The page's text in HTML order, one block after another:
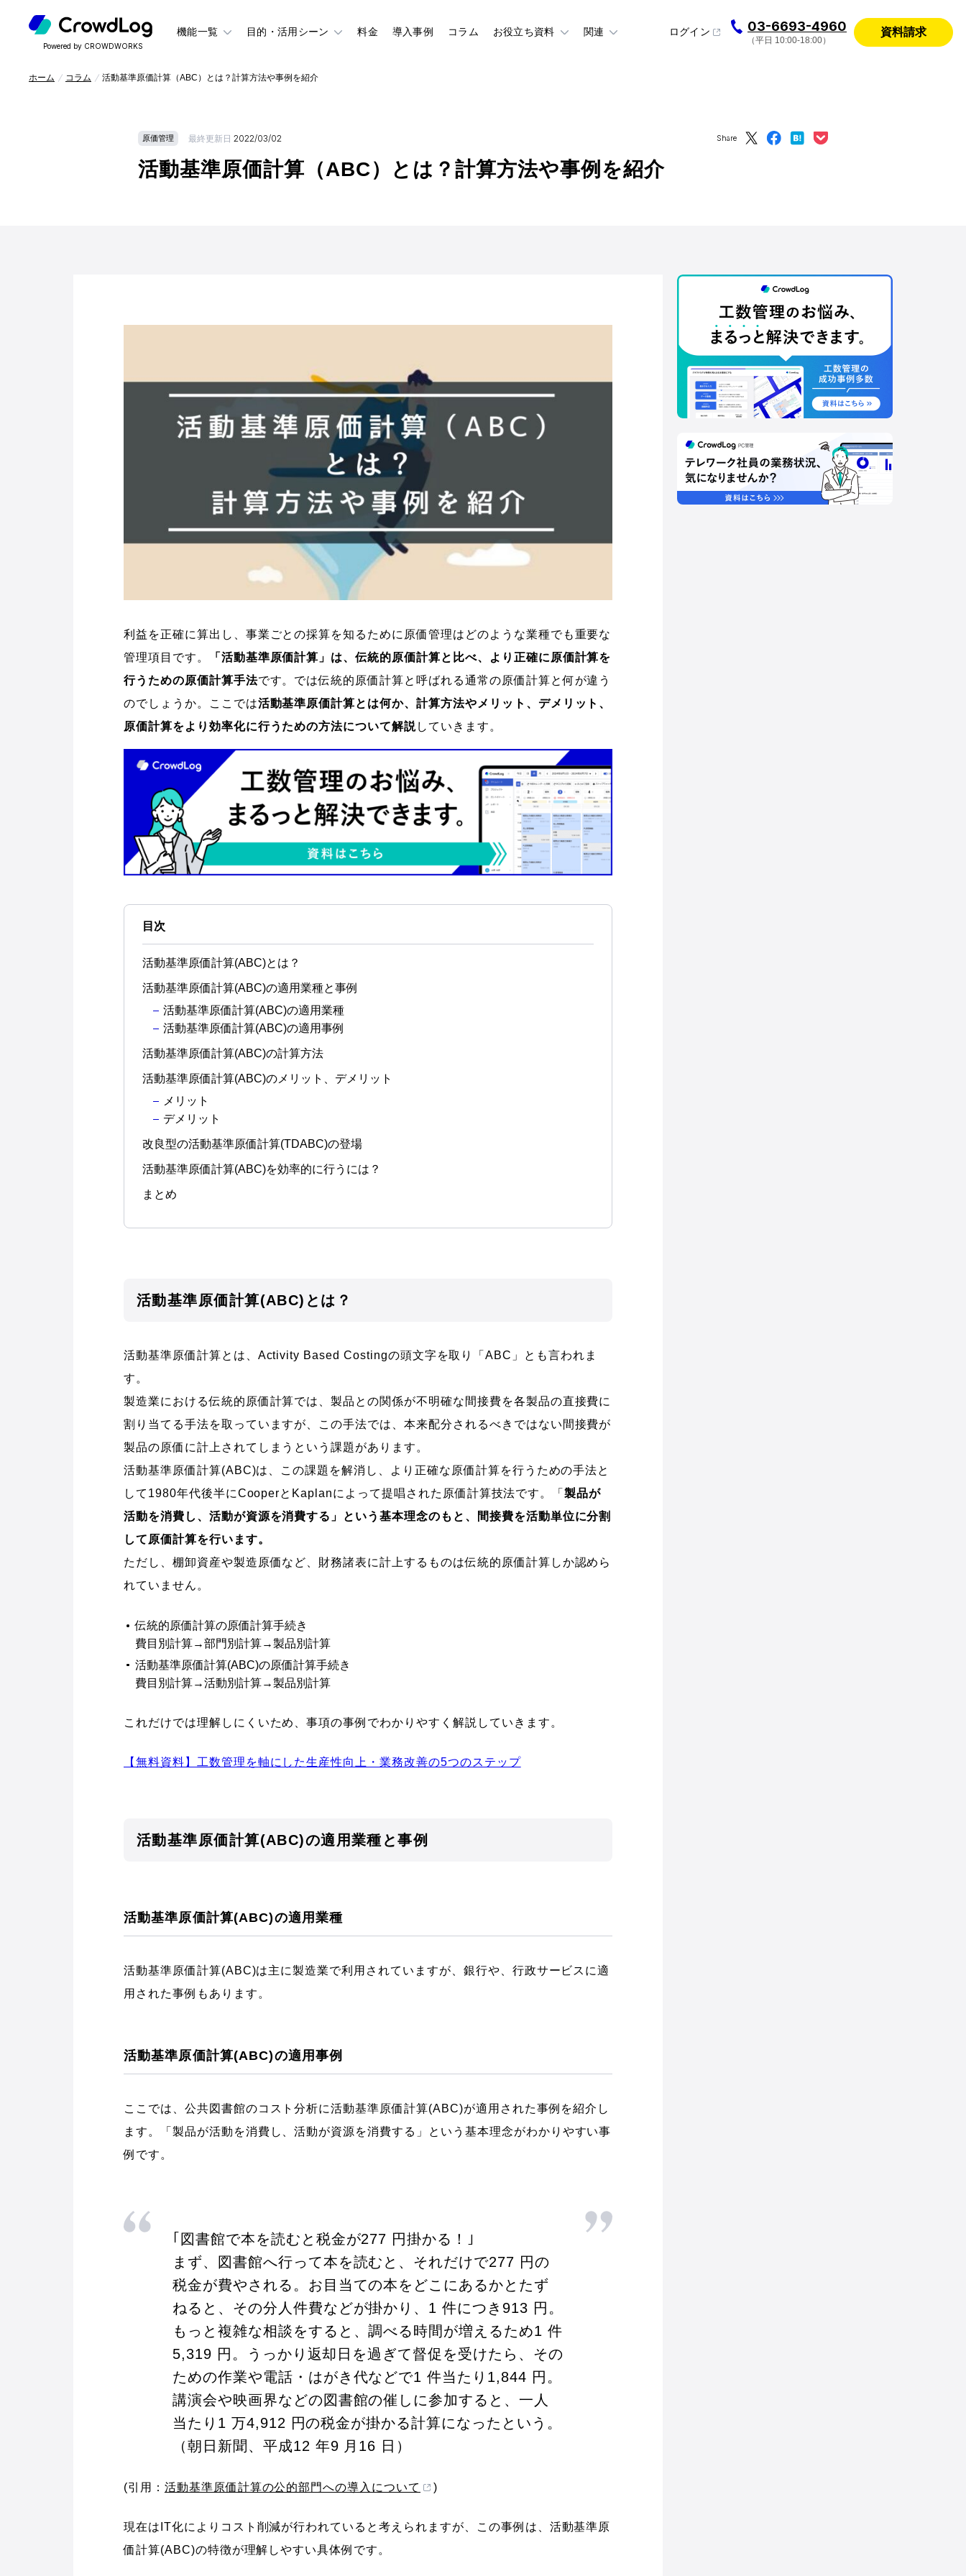
Powered by CROWDWORKS
機能一覧 目的・活用シーン 料金 導入事例 コラム お役立ち資料 関連 ログイン 03-6693-4960
（平日 10:00-18:00）
資料請求
ホーム コラム 活動基準原価計算（ABC）とは？計算方法や事例を紹介
原価管理 最終更新日 2022/03/02
活動基準原価計算（ABC）とは？計算方法や事例を紹介
Share
利益を正確に算出し、事業ごとの採算を知るために原価管理はどのような業種でも重要な
管理項目です。
「活動基準原価計算」は、伝統的原価計算と比べ、より正確に原価計算を
行うための原価計算手法です。では伝統的原価計算と呼ばれる通常の原価計算と何が違う
のでしょうか。ここでは活動基準原価計算とは何か、計算方法やメリット、デメリット、
原価計算をより効率化に行うための方法について解説していきます。
目次
活動基準原価計算(ABC)とは？
活動基準原価計算(ABC)の適用業種と事例
活動基準原価計算(ABC)の適用業種
活動基準原価計算(ABC)の適用事例
活動基準原価計算(ABC)の計算方法
活動基準原価計算(ABC)のメリット、デメリット
メリット
デメリット
改良型の活動基準原価計算(TDABC)の登場
活動基準原価計算(ABC)を効率的に行うには？
まとめ
活動基準原価計算(ABC)とは？
活動基準原価計算とは、Activity Based Costingの頭文字を取り「ABC」とも言われま
す。
製造業における伝統的原価計算では、製品との関係が不明確な間接費を各製品の直接費に
割り当てる手法を取っていますが、この手法では、本来配分されるべきではない間接費が
製品の原価に計上されてしまうという課題があります。
活動基準原価計算(ABC)は、この課題を解消し、より正確な原価計算を行うための手法と
して1980年代後半にCooperとKaplanによって提唱された原価計算技法です。「製品が
活動を消費し、活動が資源を消費する」という基本理念のもと、間接費を活動単位に分割
して原価計算を行います。
ただし、棚卸資産や製造原価など、財務諸表に計上するものは伝統的原価計算しか認めら
れていません。
伝統的原価計算の原価計算手続き
費目別計算→部門別計算→製品別計算
活動基準原価計算(ABC)の原価計算手続き
費目別計算→活動別計算→製品別計算
これだけでは理解しにくいため、事項の事例でわかりやすく解説していきます。
【無料資料】工数管理を軸にした生産性向上・業務改善の5つのステップ
活動基準原価計算(ABC)の適用業種と事例
活動基準原価計算(ABC)の適用業種
活動基準原価計算(ABC)は主に製造業で利用されていますが、銀行や、行政サービスに適
用された事例もあります。
活動基準原価計算(ABC)の適用事例
ここでは、公共図書館のコスト分析に活動基準原価計算(ABC)が適用された事例を紹介し
ます。「製品が活動を消費し、活動が資源を消費する」という基本理念がわかりやすい事
例です。
｢図書館で本を読むと税金が277 円掛かる！｣
まず、図書館へ行って本を読むと、それだけで277 円の
税金が費やされる。お目当ての本をどこにあるかとたず
ねると、その分人件費などが掛かり、1 件につき913 円。
もっと複雑な相談をすると、調べる時間が増えるため1 件
5,319 円。うっかり返却日を過ぎて督促を受けたら、その
ための作業や電話・はがき代などで1 件当たり1,844 円。
講演会や映画界などの図書館の催しに参加すると、一人
当たり1 万4,912 円の税金が掛かる計算になったという。
（朝日新聞、平成12 年9 月16 日）
(引用： 活動基準原価計算の公的部門への導入について )
現在はIT化によりコスト削減が行われていると考えられますが、この事例は、活動基準原
価計算(ABC)の特徴が理解しやすい具体例です。